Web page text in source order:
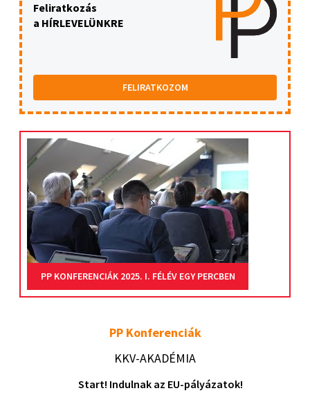
Feliratkozás
a HÍRLEVELÜNKRE
FELIRATKOZOM
PP KONFERENCIÁK 2025. I. FÉLÉV EGY PERCBEN
PP Konferenciák
KKV-AKADÉMIA
Start! Indulnak az EU-pályázatok!